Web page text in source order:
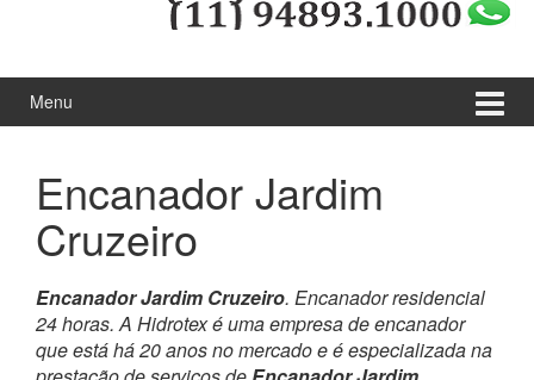
Menu
Encanador Jardim
Cruzeiro
Encanador Jardim Cruzeiro. Encanador residencial
24 horas. A Hidrotex é uma empresa de encanador
que está há 20 anos no mercado e é especializada na